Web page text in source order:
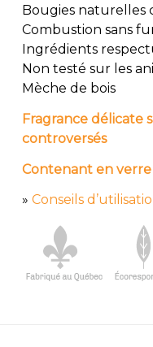
Bougies naturelles
Combustion sans
Ingrédients
Non testé sur les
Mèche de bois
Fragrance délicate
controversés
Contenant en
» Conseils